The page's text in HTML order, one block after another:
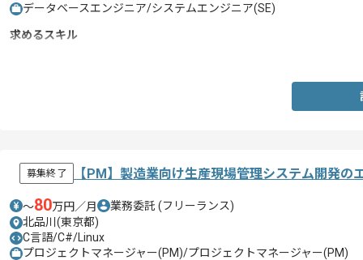
データベースエンジニア/システムエンジニア(SE)
求めるスキル
募集終了 【PM】製造業向け生産現場管理システム開発の
〜80万円／月 業務委託 (フリーランス)
北品川(東京都)
C言語/C#/Linux
プロジェクトマネージャー(PM)/プロジェクトマネージャー(PM)